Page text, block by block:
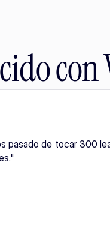
con
pasado de tocar 300